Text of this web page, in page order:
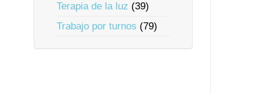
Terapia de la luz (39)
Trabajo por turnos (79)